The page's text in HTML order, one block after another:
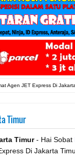
Agen JET Express Di
Timur
Timur- Hai Sobat
Di Jakarta